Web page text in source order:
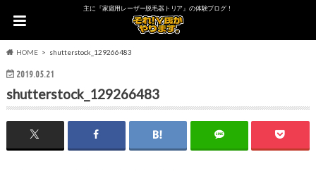
主に『家庭用レーザー脱毛器トリア』の体験ブログ！
HOME shutterstock_129266483
2019.05.21
shutterstock_129266483